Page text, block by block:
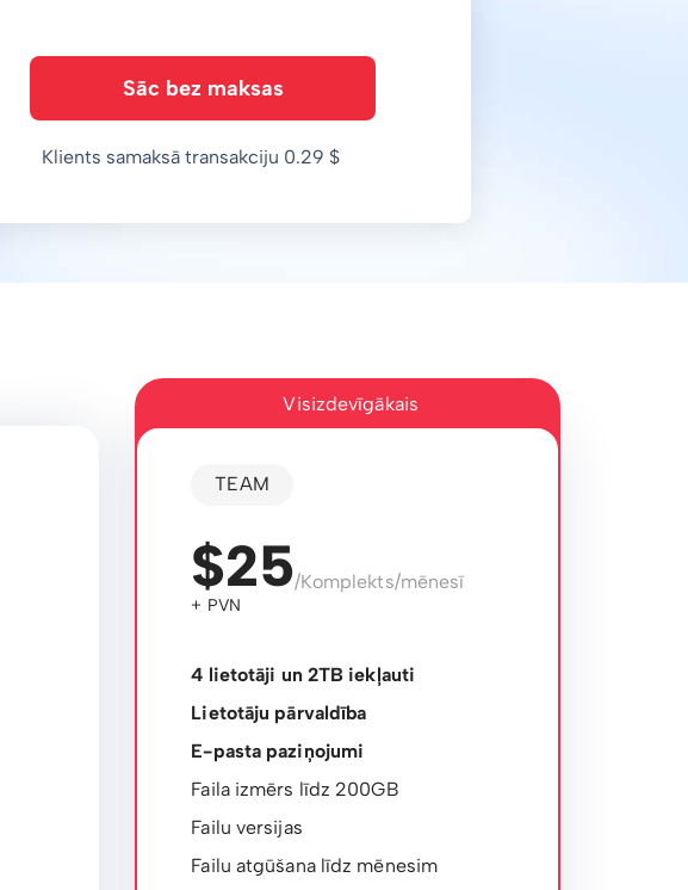
Sāc bez maksas
Klients samaksā transakciju 0.29 $
Visizdevīgākais
TEAM
$25/Komplekts/mēnesī
+ PVN
4 lietotāji un 2TB iekļauti
Lietotāju pārvaldība
E-pasta paziņojumi
Faila izmērs līdz 200GB
Failu versijas
Failu atgūšana līdz mēnesim